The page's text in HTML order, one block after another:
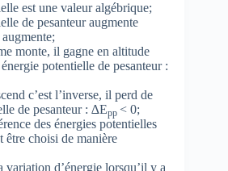
est une valeur algébrique;
de pesanteur augmente
monte, il gagne en altitude
potentielle de pesanteur :
c’est l’inverse, il perd de
de pesanteur : ∆Epp < 0;
des énergies potentielles
être choisi de manière
variation d’énergie lorsqu’il y a